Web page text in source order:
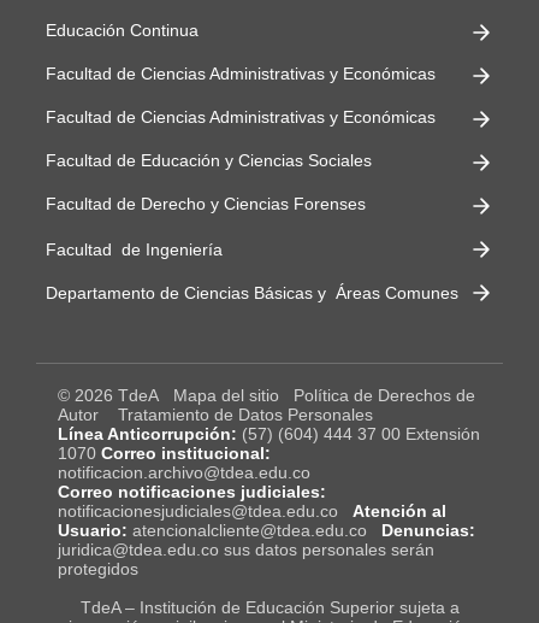
Educación Continua
Facultad de Ciencias Administrativas y Económicas
Facultad de Ciencias Administrativas y Económicas
Facultad de Educación y Ciencias Sociales
Facultad de Derecho y Ciencias Forenses
Facultad de Ingeniería
Departamento de Ciencias Básicas y Áreas Comunes
© 2026 TdeA Mapa del sitio
Política de Derechos de
Autor
Tratamiento de Datos Personales
Línea Anticorrupción: (57) (604) 444 37 00 Extensión
1070 Correo institucional:
notificacion.archivo@tdea.edu.co
Correo notificaciones judiciales:
notificacionesjudiciales@tdea.edu.co
Atención al
Usuario: atencionalcliente@tdea.edu.co
Denuncias:
juridica@tdea.edu.co sus datos personales serán
protegidos
TdeA – Institución de Educación Superior sujeta a